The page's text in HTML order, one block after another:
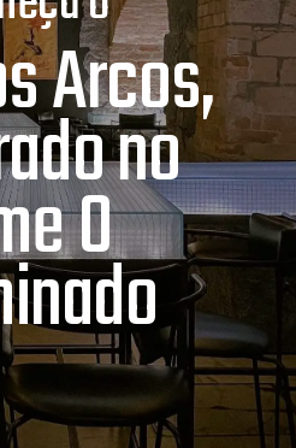
Arcos,
no
O